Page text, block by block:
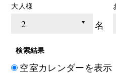
大人様
名
検索結果
空室カレンダーを表示